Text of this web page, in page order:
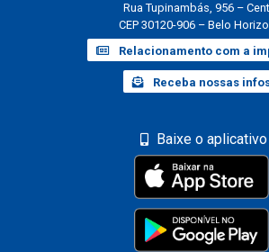
Rua Tupinambás, 956 –
CEP 30120-906 – Belo
Relacionamento com a
Receba nossas
Baixe o aplicativo